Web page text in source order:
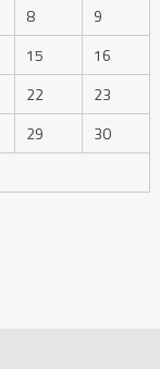
8
9
15
16
22
23
29
30